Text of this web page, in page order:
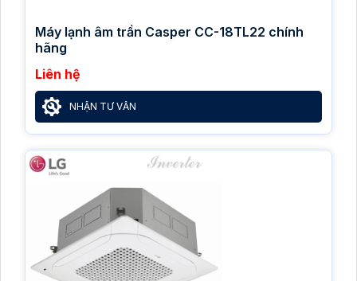
Máy lạnh âm trần Casper CC-18TL22 chính
hãng
Liên hệ
NHẬN TƯ VẤN